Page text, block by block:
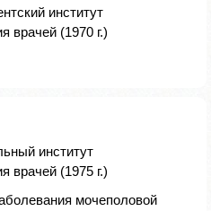
институт
врачей (1970 г.)
институт
врачей (1975 г.)
мочеполовой